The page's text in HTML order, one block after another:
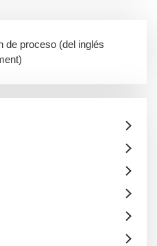
de proceso (del inglés